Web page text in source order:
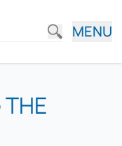
MENU